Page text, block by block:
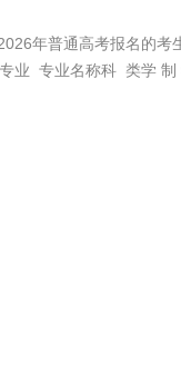
年普通高考报名的
业 专业名称科 类学